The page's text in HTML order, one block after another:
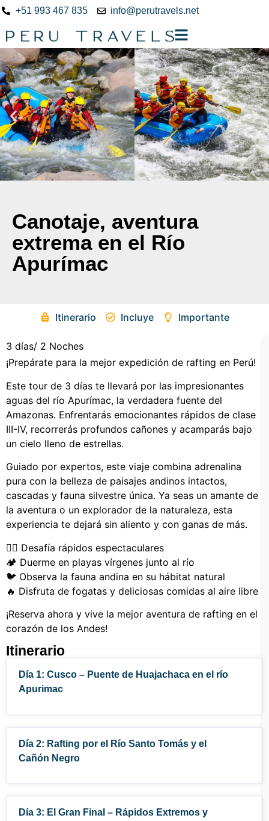
+51 993 467 835 info@perutravels.net
Canotaje, aventura
extrema en el Río
Apurímac
Itinerario Incluye Importante
3 días/ 2 Noches
¡Prepárate para la mejor expedición de rafting en Perú!
Este tour de 3 días te llevará por las impresionantes
aguas del río Apurímac, la verdadera fuente del
Amazonas. Enfrentarás emocionantes rápidos de clase
III-IV, recorrerás profundos cañones y acamparás bajo
un cielo lleno de estrellas.
Guiado por expertos, este viaje combina adrenalina
pura con la belleza de paisajes andinos intactos,
cascadas y fauna silvestre única. Ya seas un amante de
la aventura o un explorador de la naturaleza, esta
experiencia te dejará sin aliento y con ganas de más.
🚣‍♂️ Desafía rápidos espectaculares
🏕 Duerme en playas vírgenes junto al río
🐦 Observa la fauna andina en su hábitat natural
🔥 Disfruta de fogatas y deliciosas comidas al aire libre
¡Reserva ahora y vive la mejor aventura de rafting en el
corazón de los Andes!
Itinerario
Día 1: Cusco – Puente de Huajachaca en el río
Apurimac
Día 2: Rafting por el Río Santo Tomás y el
Cañón Negro
Día 3: El Gran Final – Rápidos Extremos y